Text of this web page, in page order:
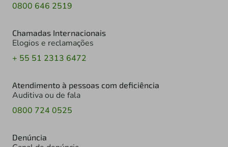
0800 646 2519
Chamadas Internacionais
Elogios e reclamações
+ 55 51 2313 6472
Atendimento à pessoas com deficiência
Auditiva ou de fala
0800 724 0525
Denúncia